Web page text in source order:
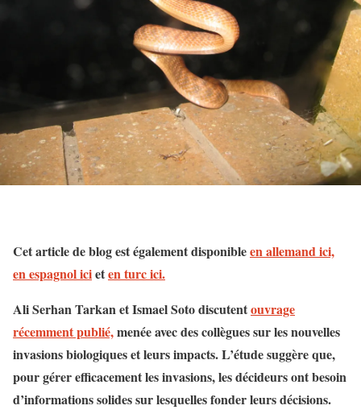
Cet article de blog est également disponibleen allemand ici,
en espagnol icieten turc ici.
Ali Serhan Tarkan et Ismael Soto discutentouvrage
récemment publié,menée avec des collègues sur les nouvelles
invasions biologiques et leurs impacts. L’étude suggère que,
pour gérer efficacement les invasions, les décideurs ont besoin
d’informations solides sur lesquelles fonder leurs décisions.